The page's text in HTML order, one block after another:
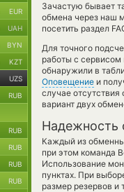
Зачастую бывает
обмена через наш
посетить раздел
Для точного
работы с
обнаружили в
Оповещение и
случае
вариант двух
Надежность
Каждый из
при этом команда
Использование
пунктах. При
размер резервов и
EUR
UAH
BYN
KZT
UZS
RUB
RUB
RUB
RUB
RUB